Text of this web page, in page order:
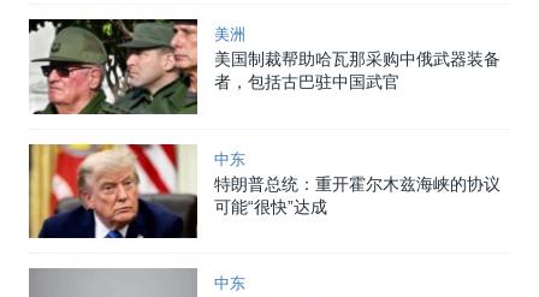
美洲
美国制裁帮助哈瓦那采购中俄武器装备
者，包括古巴驻中国武官
中东
特朗普总统：重开霍尔木兹海峡的协议
可能“很快”达成
中东